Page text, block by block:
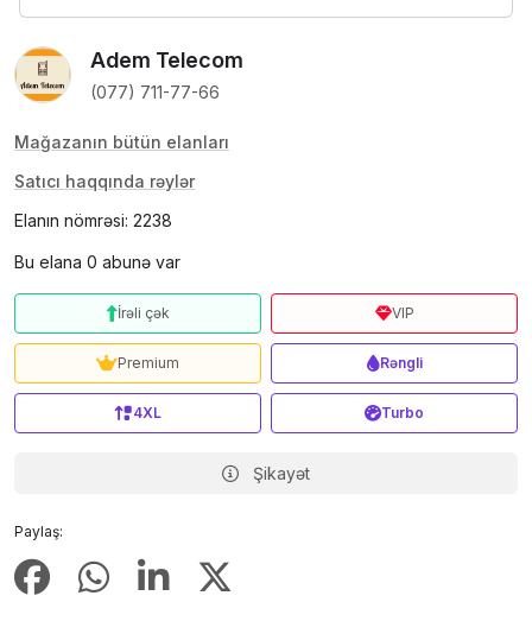
Adem Telecom
(077) 711-77-66
Mağazanın bütün elanları
Satıcı haqqında rəylər
Elanın nömrəsi: 2238
Bu elana 0 abunə var
Paylaş:
İrəli çək VIP
Premium Rəngli
4XL Turbo
Şikayət